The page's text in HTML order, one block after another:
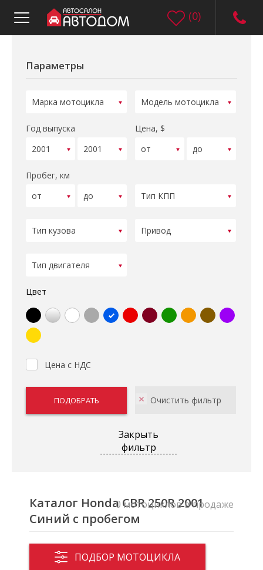
(0)
Параметры
Год выпуска Цена, $
Пробег, км
Цвет
Цена с НДС
Закрыть
фильтр
Каталог Honda CBR 250R 2001
Синий с пробегом
ПОДБОР МОТОЦИКЛА
0 мотоциклов в продаже